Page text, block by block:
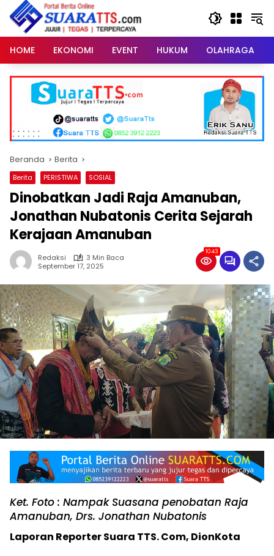
Langsung
konten
HOME
EKONOMI EVENT HUKUM OLAHRAGA
Beranda Berita
Berita PERISTIWA SOSIAL
Dinobatkan Jadi Raja Amanuban,
Jonathan Nubatonis Cerita Sejarah
Kerajaan Amanuban
Redaksi
3 Min Baca
September 17, 2025
1043
Ket. Foto : Nampak Suasana penobatan Raja
Amanuban, Drs. Jonathan Nubatonis
Laporan Reporter Suara TTS. Com, DionKota